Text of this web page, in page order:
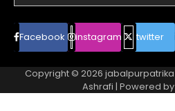
Facebook instagram twitter
Copyright © 2026 jabalpurpatrika
Ashrafi | Powered by